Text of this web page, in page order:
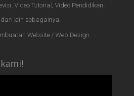
Video Tutorial, Video Pendidikan,
dan lain sebagainya.
Website / Web Design.